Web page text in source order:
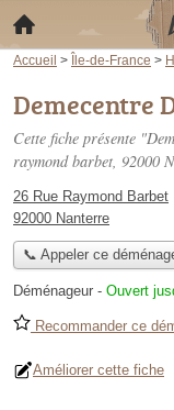
Accueil > Île-de-France >
Demecentre
Cette fiche présente
raymond barbet, 92000
26 Rue Raymond Barbet
92000 Nanterre
📞 Appeler ce
Déménageur - Ouvert
Recommander ce
Améliorer cette fiche